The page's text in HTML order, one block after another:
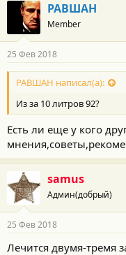
РАВШАН
Member
25 Фев 2018
РАВШАН написал(а):
Из за 10 литров 92?
Есть ли еще у кого
samus
Админ(добрый)
25 Фев 2018
Лечится двумя-тремя